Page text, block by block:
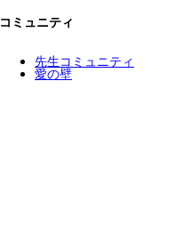
コミュニティ
先生コミュニティ
愛の壁